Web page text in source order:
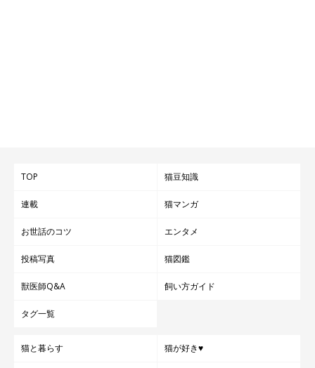
TOP 猫豆知識
連載 猫マンガ
お世話のコツ エンタメ
投稿写真 猫図鑑
獣医師Q&A 飼い方ガイド
タグ一覧
猫と暮らす 猫が好き♥